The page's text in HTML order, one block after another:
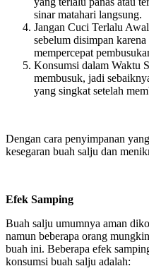
sinar matahari langsung.
Jangan Cuci Terlalu Awal
sebelum disimpan
mempercepat
Konsumsi dalam Waktu
membusuk, jadi
yang singkat setelah
Dengan cara penyimpanan
kesegaran buah salju dan
Efek Samping
Buah salju umumnya aman
namun beberapa orang
buah ini. Beberapa efek
konsumsi buah salju adalah: